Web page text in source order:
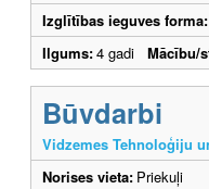
Izglītības ieguves forma:
Ilgums:4 gadi Mācību/
Būvdarbi
Vidzemes Tehnoloģiju
Norises vieta: Priekuļi